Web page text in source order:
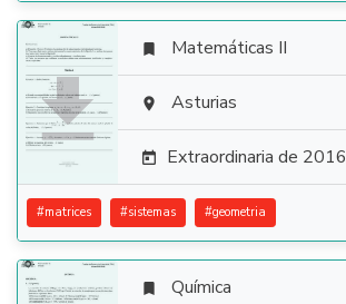

 Matemáticas II
 Asturias
 Extraordinaria de 2016
#matrices #sistemas #geometria
 Química